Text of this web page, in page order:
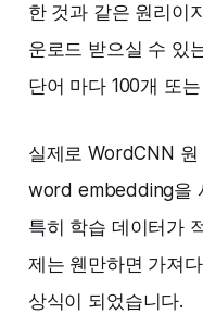
한 것과 같은 원리이
운로드 받으실 수 있
단어 마다 100개 또
실제로 WordCNN
word embedding을
특히 학습 데이터가
제는 웬만하면 가져
상식이 되었습니다.